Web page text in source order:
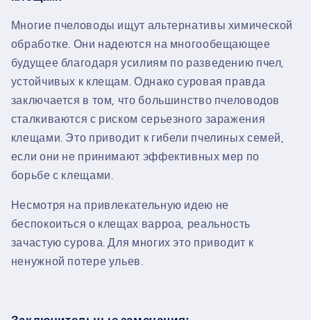
Многие пчеловоды ищут альтернативы химической
обработке. Они надеются на многообещающее
будущее благодаря усилиям по разведению пчел,
устойчивых к клещам. Однако суровая правда
заключается в том, что большинство пчеловодов
сталкиваются с риском серьезного заражения
клещами. Это приводит к гибели пчелиных семей,
если они не принимают эффективных мер по
борьбе с клещами.
Несмотря на привлекательную идею не
беспокоиться о клещах варроа, реальность
зачастую сурова. Для многих это приводит к
ненужной потере ульев.